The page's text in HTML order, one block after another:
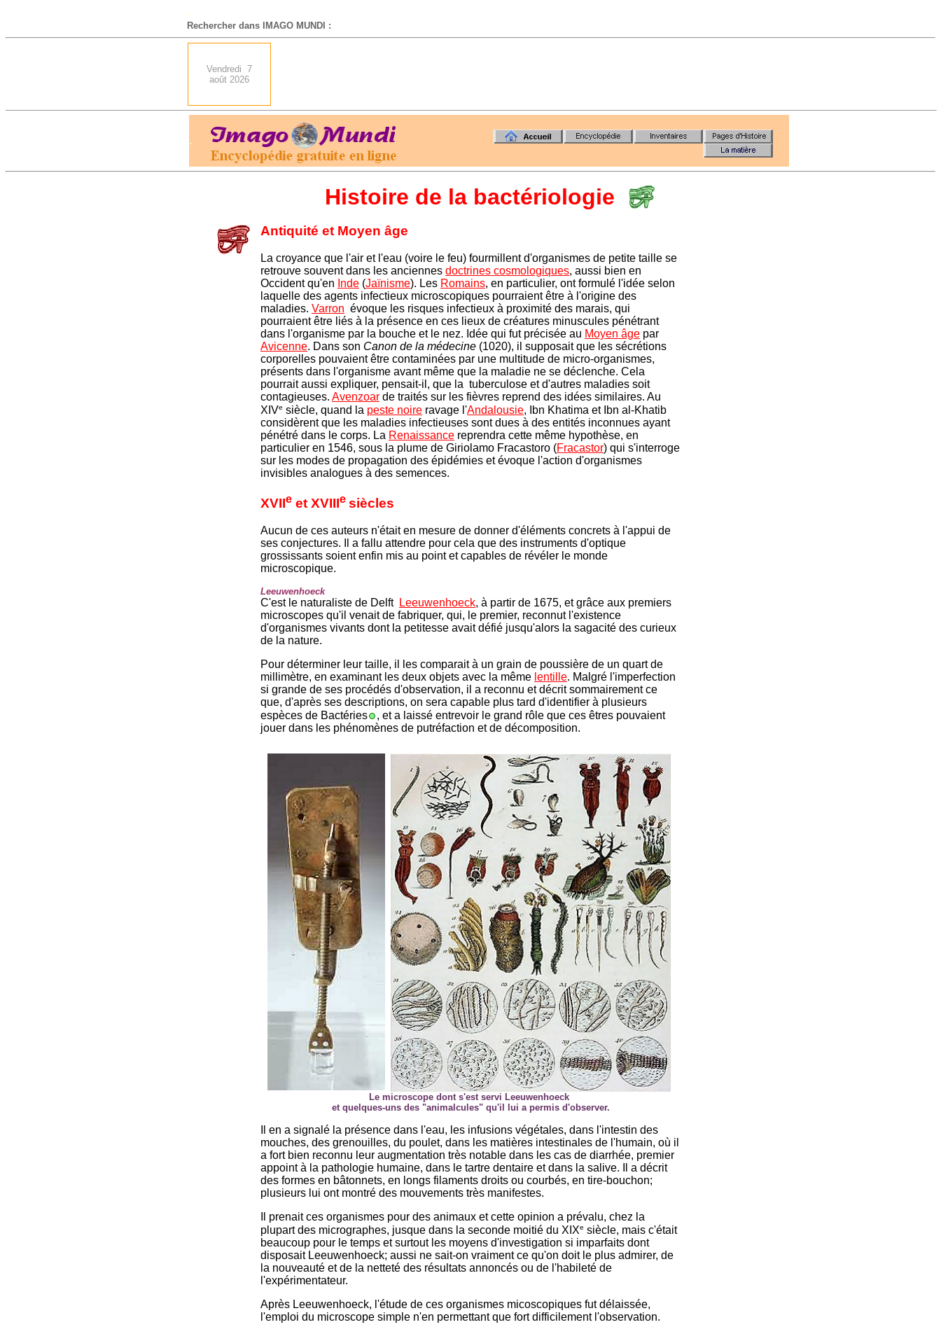
-
Rechercher dans IMAGO MUNDI :
Vendredi 7
août 2026
.
Histoire de la bactériologie
Antiquité et Moyen âge
La croyance que l'air et l'eau (voire le feu) fourmillent d'organismes de petite taille se
retrouve souvent dans les anciennes doctrines cosmologiques, aussi bien en
Occident qu'en Inde (Jaïnisme). Les Romains, en particulier, ont formulé l'idée selon
laquelle des agents infectieux microscopiques pourraient être à l'origine des
maladies. Varron évoque les risques infectieux à proximité des marais, qui
pourraient être liés à la présence en ces lieux de créatures minuscules pénétrant
dans l'organisme par la bouche et le nez. Idée qui fut précisée au Moyen âge par
Avicenne. Dans son Canon de la médecine (1020), il supposait que les sécrétions
corporelles pouvaient être contaminées par une multitude de micro-organismes,
présents dans l'organisme avant même que la maladie ne se déclenche. Cela
pourrait aussi expliquer, pensait-il, que la tuberculose et d'autres maladies soit
contagieuses. Avenzoar de traités sur les fièvres reprend des idées similaires. Au
XIVe siècle, quand la peste noire ravage l'Andalousie, Ibn Khatima et Ibn al-Khatib
considèrent que les maladies infectieuses sont dues à des entités inconnues ayant
pénétré dans le corps. La Renaissance reprendra cette même hypothèse, en
particulier en 1546, sous la plume de Giriolamo Fracastoro (Fracastor) qui s'interroge
sur les modes de propagation des épidémies et évoque l'action d'organismes
invisibles analogues à des semences.
XVIIe et XVIIIe siècles
Aucun de ces auteurs n'était en mesure de donner d'éléments concrets à l'appui de
ses conjectures. Il a fallu attendre pour cela que des instruments d'optique
grossissants soient enfin mis au point et capables de révéler le monde
microscopique.
Leeuwenhoeck
C'est le naturaliste de Delft Leeuwenhoeck, à partir de 1675, et grâce aux premiers
microscopes qu'il venait de fabriquer, qui, le premier, reconnut l'existence
d'organismes vivants dont la petitesse avait défié jusqu'alors la sagacité des curieux
de la nature.
Pour déterminer leur taille, il les comparait à un grain de poussière de un quart de
millimètre, en examinant les deux objets avec la même lentille. Malgré l'imperfection
si grande de ses procédés d'observation, il a reconnu et décrit sommairement ce
que, d'après ses descriptions, on sera capable plus tard d'identifier à plusieurs
espèces de Bactéries
, et a laissé entrevoir le grand rôle que ces êtres pouvaient
jouer dans les phénomènes de putréfaction et de décomposition.
-
Le microscope dont s'est servi Leeuwenhoeck
et quelques-uns des "animalcules" qu'il lui a permis d'observer.
Il en a signalé la présence dans l'eau, les infusions végétales, dans l'intestin des
mouches, des grenouilles, du poulet, dans les matières intestinales de l'humain, où il
a fort bien reconnu leur augmentation très notable dans les cas de diarrhée, premier
appoint à la pathologie humaine, dans le tartre dentaire et dans la salive. Il a décrit
des formes en bâtonnets, en longs filaments droits ou courbés, en tire-bouchon;
plusieurs lui ont montré des mouvements très manifestes.
Il prenait ces organismes pour des animaux et cette opinion a prévalu, chez la
plupart des micrographes, jusque dans la seconde moitié du XIXe siècle, mais c'était
beaucoup pour le temps et surtout les moyens d'investigation si imparfaits dont
disposait Leeuwenhoeck; aussi ne sait-on vraiment ce qu'on doit le plus admirer, de
la nouveauté et de la netteté des résultats annoncés ou de l'habileté de
l'expérimentateur.
Après Leeuwenhoeck, l'étude de ces organismes micoscopiques fut délaissée,
l'emploi du microscope simple n'en permettant que fort difficilement l'observation.